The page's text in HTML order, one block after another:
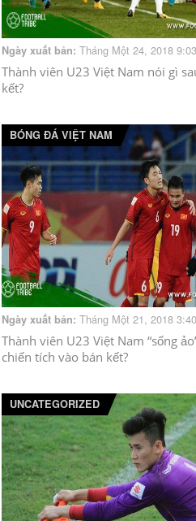
Ngày xuất bản: Tháng Một 24, 2018
Thành viên U23 Việt Nam nói gì
kết?
BÓNG ĐÁ VIỆT NAM
Ngày xuất bản: Tháng Một 21, 2018
Thành viên U23 Việt Nam “sống
chiến tích vào bán kết?
UNCATEGORIZED